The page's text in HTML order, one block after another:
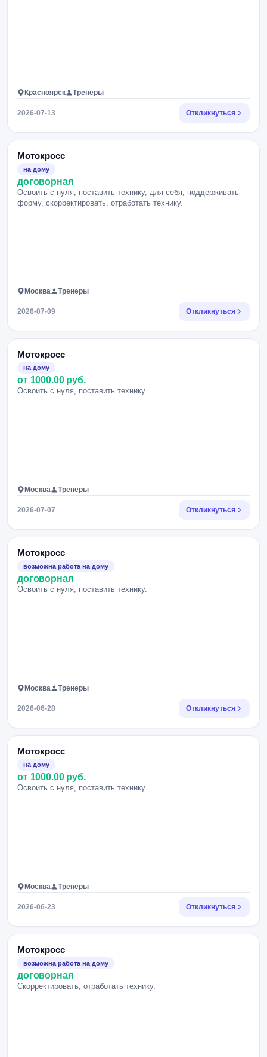
Красноярск Тренеры
2026-07-13 Откликнуться
Мотокросс
на дому
договорная
Освоить с нуля, поставить технику, для себя, поддерживать
форму, скорректировать, отработать технику.
Москва Тренеры
2026-07-09 Откликнуться
Мотокросс
на дому
от 1000.00 руб.
Освоить с нуля, поставить технику.
Москва Тренеры
2026-07-07 Откликнуться
Мотокросс
возможна работа на дому
договорная
Освоить с нуля, поставить технику.
Москва Тренеры
2026-06-28 Откликнуться
Мотокросс
на дому
от 1000.00 руб.
Освоить с нуля, поставить технику.
Москва Тренеры
2026-06-23 Откликнуться
Мотокросс
возможна работа на дому
договорная
Скорректировать, отработать технику.